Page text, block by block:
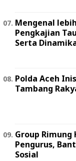
Mengenal
Pengkajian
Serta
Polda Aceh
Tambang
Group Rimung
Pengurus,
Sosial